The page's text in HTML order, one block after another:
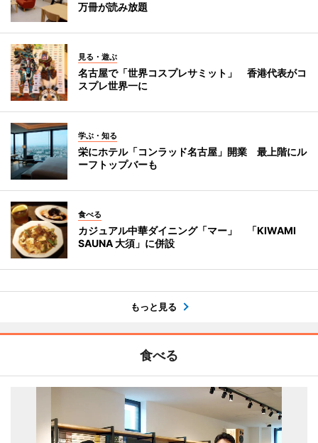
万冊が読み放題
見る・遊ぶ
名古屋で「世界コスプレサミット」 香港代表がコ
スプレ世界一に
学ぶ・知る
栄にホテル「コンラッド名古屋」開業 最上階にル
ーフトップバーも
食べる
カジュアル中華ダイニング「マー」 「KIWAMI
SAUNA 大須」に併設
もっと見る
食べる